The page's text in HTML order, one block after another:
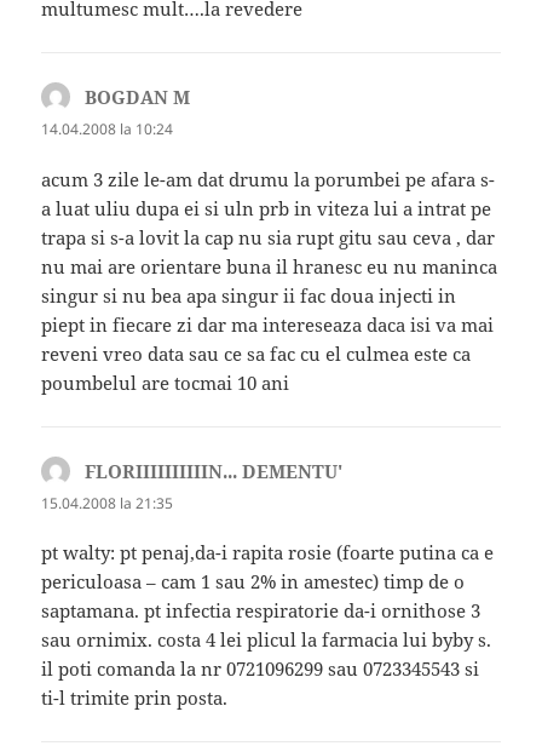
multumesc mult….la revedere
BOGDAN M
14.04.2008 la 10:24
acum 3 zile le-am dat drumu la porumbei pe afara s-
a luat uliu dupa ei si uln prb in viteza lui a intrat pe
trapa si s-a lovit la cap nu sia rupt gitu sau ceva , dar
nu mai are orientare buna il hranesc eu nu maninca
singur si nu bea apa singur ii fac doua injecti in
piept in fiecare zi dar ma intereseaza daca isi va mai
reveni vreo data sau ce sa fac cu el culmea este ca
poumbelul are tocmai 10 ani
FLORIIIIIIIIIIN... DEMENTU'
15.04.2008 la 21:35
pt walty: pt penaj,da-i rapita rosie (foarte putina ca e
periculoasa – cam 1 sau 2% in amestec) timp de o
saptamana. pt infectia respiratorie da-i ornithose 3
sau ornimix. costa 4 lei plicul la farmacia lui byby s.
il poti comanda la nr 0721096299 sau 0723345543 si
ti-l trimite prin posta.